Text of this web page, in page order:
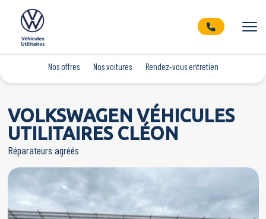
Nos offres Nos voitures Rendez-vous entretien
VOLKSWAGEN VÉHICULES
UTILITAIRES CLÉON
Réparateurs agréés